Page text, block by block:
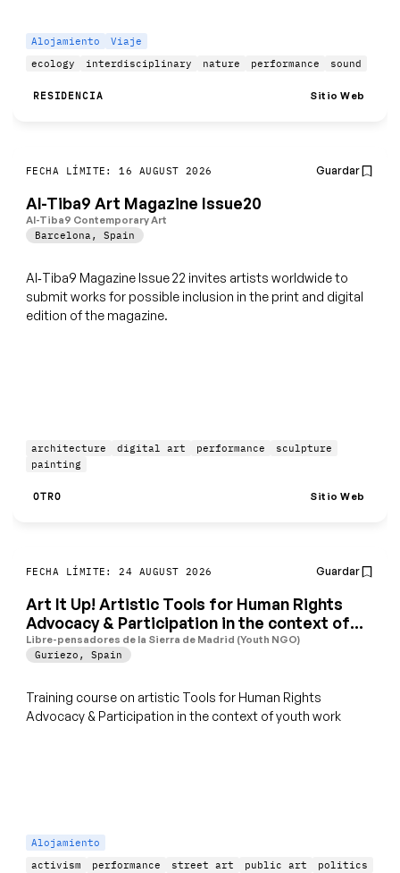
Alojamiento
Viaje
ecology
interdisciplinary nature performance sound
RESIDENCIA Sitio Web
FECHA LÍMITE: 16 AUGUST 2026 Guardar
Al-Tiba9 Art Magazine Issue20
Al-Tiba9 Contemporary Art
Barcelona , Spain
Al‑Tiba9 Magazine Issue 22 invites artists worldwide to
submit works for possible inclusion in the print and digital
edition of the magazine.
architecture digital art performance
sculpture
painting
OTRO Sitio Web
FECHA LÍMITE: 24 AUGUST 2026 Guardar
Art It Up! Artistic Tools for Human Rights
Advocacy & Participation in the context of
youth work
Libre-pensadores de la Sierra de Madrid (Youth NGO)
Guriezo , Spain
Training course on artistic Tools for Human Rights
Advocacy & Participation in the context of youth work
Alojamiento
activism
performance street art public art politics